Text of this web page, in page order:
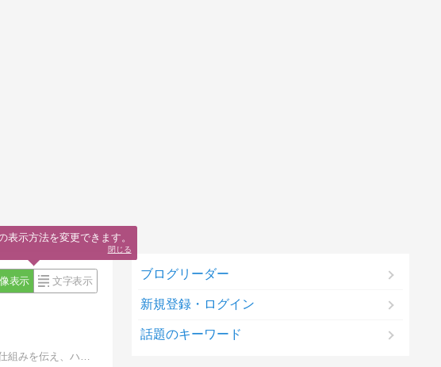
表示 文字表示 ブログリーダー
新規登録・ログイン
話題のキーワード
表示方法を変更できます。
閉じる